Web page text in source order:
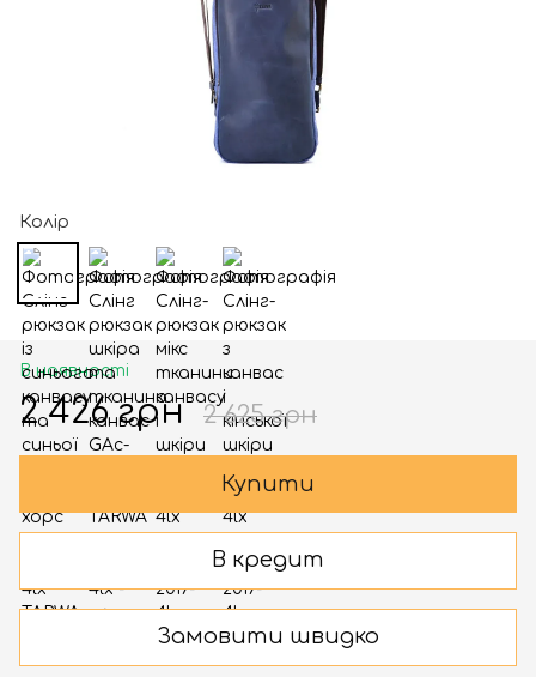
Колір
В наявності
2 426 грн 2 625 грн
Купити
В кредит
Замовити швидко